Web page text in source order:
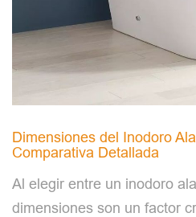
Dimensiones del Inodoro
Comparativa Detallada
Al elegir entre un inodoro
dimensiones son un factor